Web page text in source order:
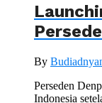
By
Perseden
Indonesia